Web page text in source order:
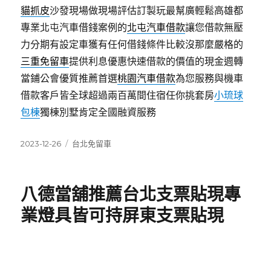
貓抓皮沙發現場做現場評估訂製玩最幫廣輕鬆高雄都
專業北屯汽車借錢案例的北屯汽車借款讓您借款無壓
力分期有設定車獲有任何借錢條件比較沒那麼嚴格的
三重免留車提供利息優惠快速借款的價值的現金週轉
當鋪公會優質推薦首選桃園汽車借款為您服務與機車
借款客戶皆全球超過兩百萬間住宿任你挑套房小琉球
包棟獨棟別墅肯定全國融資服務
發
2023-12-26
分
台北免留車
八德當舖推薦台北支票貼現專
業燈具皆可持屏東支票貼現